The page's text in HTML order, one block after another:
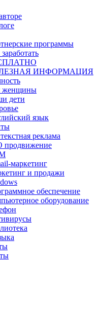
программы
ИНФОРМАЦИЯ
женщины
дети
язык
реклама
продвижение
маркетинг
и продажи
обеспечение
оборудование